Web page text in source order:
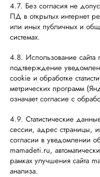
4.7. Без согласия не
ПД в открытых интернет
или иных публичных и
системах.
4.8. Использование сайта
подтверждение
cookie и обработке
метрических программ
означает согласие с
4.9. Статистические
сессии, адрес страницы,
согласии в уведомлении
mamadeti.ru,
рамках улучшения сайта
анализа.